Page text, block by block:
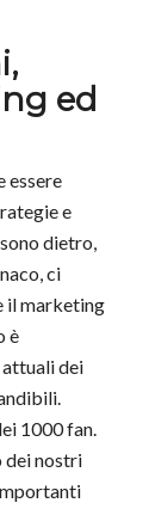
ed
essere
e
dietro,
ci
il marketing
è
dei
1000 fan.
dei nostri